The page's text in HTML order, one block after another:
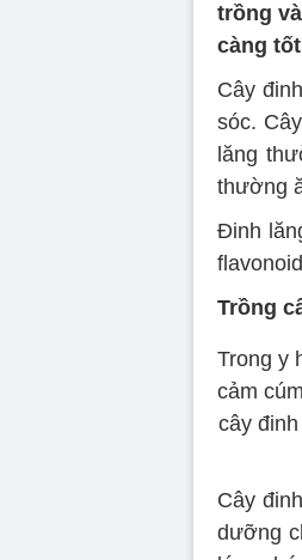
trồng
càng
Cây
sóc.
lăng
thường
Đinh
Trồng
Trong y
cảm
cây
Cây
dưỡng